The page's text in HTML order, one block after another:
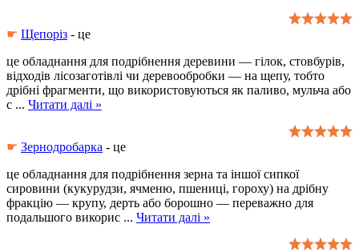
☛ Щепоріз - це
це обладнання для подрібнення деревини — гілок, стовбурів,
відходів лісозаготівлі чи деревообробки — на щепу, тобто
дрібні фрагменти, що використовуються як паливо, мульча або
с ... Читати далі »
☛ Зернодробарка - це
це обладнання для подрібнення зерна та іншої сипкої
сировини (кукурудзи, ячменю, пшениці, гороху) на дрібну
фракцію — крупу, дерть або борошно — переважно для
подальшого викорис ... Читати далі »